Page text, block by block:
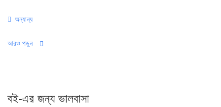
Categories
অন্যান্য
আরও পড়ুন
বই-এর জন্য ভালবাসা